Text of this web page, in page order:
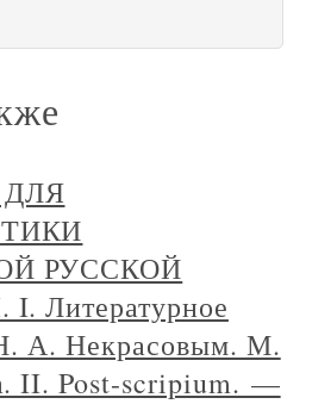
РУССКОЙ
Литературное
А. Некрасовым. М.
II. Post-scripium. —